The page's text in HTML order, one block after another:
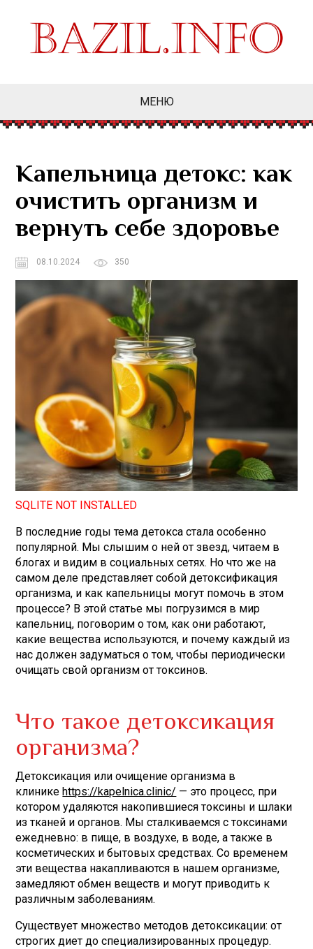
МЕНЮ
Капельница детокс: как
очистить организм и
вернуть себе здоровье
08.10.2024 350
SQLITE NOT INSTALLED
В последние годы тема детокса стала особенно
популярной. Мы слышим о ней от звезд, читаем в
блогах и видим в социальных сетях. Но что же на
самом деле представляет собой детоксификация
организма, и как капельницы могут помочь в этом
процессе? В этой статье мы погрузимся в мир
капельниц, поговорим о том, как они работают,
какие вещества используются, и почему каждый из
нас должен задуматься о том, чтобы периодически
очищать свой организм от токсинов.
Что такое детоксикация
организма?
Детоксикация или очищение организма в
клинике https://kapelnica.clinic/ — это процесс, при
котором удаляются накопившиеся токсины и шлаки
из тканей и органов. Мы сталкиваемся с токсинами
ежедневно: в пище, в воздухе, в воде, а также в
косметических и бытовых средствах. Со временем
эти вещества накапливаются в нашем организме,
замедляют обмен веществ и могут приводить к
различным заболеваниям.
Существует множество методов детоксикации: от
строгих диет до специализированных процедур.